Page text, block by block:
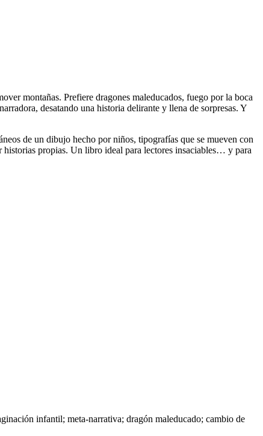
montañas. Prefiere dragones maleducados, fuego por la boca
desatando una historia delirante y llena de sorpresas. Y
de un dibujo hecho por niños, tipografías que se mueven con
historias propias. Un libro ideal para lectores insaciables… y para
infantil; meta-narrativa; dragón maleducado; cambio de